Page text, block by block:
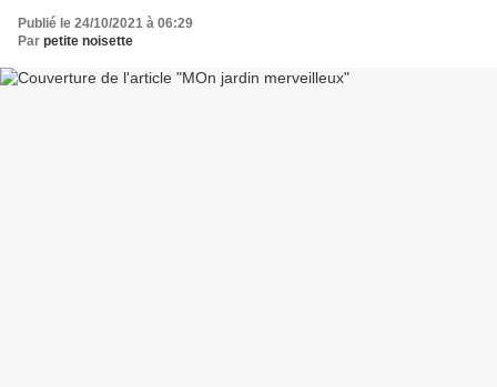
Publié le 24/10/2021 à 06:29
Par petite noisette